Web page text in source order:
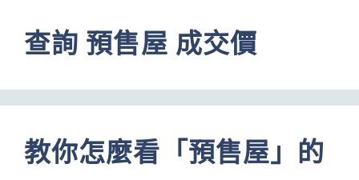
查詢 預售屋 成交價
教你怎麼看「預售屋」的